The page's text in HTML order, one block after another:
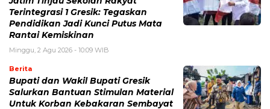
Terintegrasi 1 Gresik: Tegaskan
Pendidikan Jadi Kunci Putus Mata
Rantai Kemiskinan
Minggu, 2 Agu 2026 - 10:09 WIB
Berita
Bupati dan Wakil Bupati Gresik
Salurkan Bantuan Stimulan Material
Untuk Korban Kebakaran Sembayat